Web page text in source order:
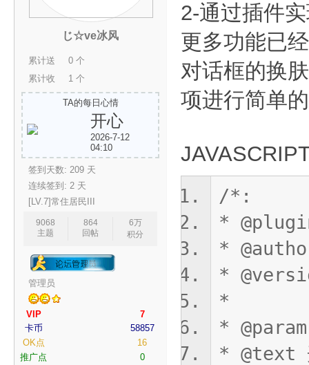
じ☆ve冰风
累计送
礼:
0 个
累计收
礼:
1 个
TA的每日心情
开心
2026-7-12
04:10
签到天数: 209 天
连续签到: 2 天
[LV.7]常住居民III
9068
主题
864
回帖
6万
积分
管理员
VIP
7
卡币
58857
OK点
16
推广点
0
2-通过插件
更多功能已
对话框的换
项进行简单
/*:
*
*
*
*
*
* @text